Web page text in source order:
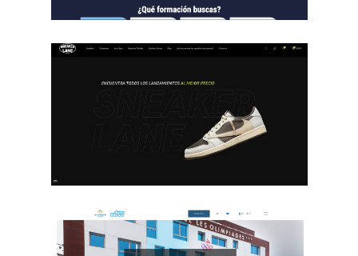
Especialister